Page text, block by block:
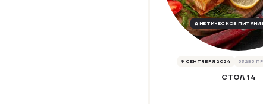
ДИЕТИЧЕСКОЕ
9 СЕНТЯБРЯ 2024 53285
СТОЛ 14